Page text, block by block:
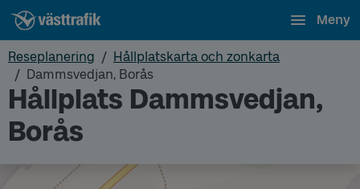
Meny
Reseplanering
Hållplatskarta och zonkarta
Dammsvedjan, Borås
Hållplats Dammsvedjan,
Borås